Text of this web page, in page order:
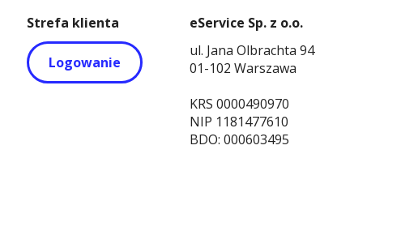
Strefa klienta
Logowanie
eService Sp. z o.o.
ul. Jana Olbrachta 94
01-102 Warszawa
KRS 0000490970
NIP 1181477610
BDO: 000603495